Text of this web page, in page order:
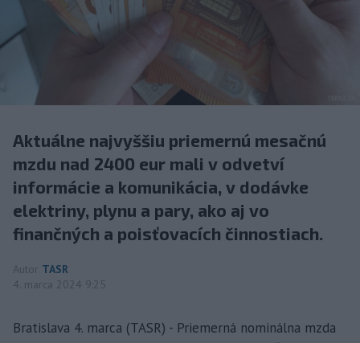
Aktuálne najvyššiu priemernú mesačnú
mzdu nad 2400 eur mali v odvetví
informácie a komunikácia, v dodávke
elektriny, plynu a pary, ako aj vo
finančných a poisťovacích činnostiach.
Autor TASR
4. marca 2024 9:25
Bratislava 4. marca (TASR) - Priemerná nominálna mzda